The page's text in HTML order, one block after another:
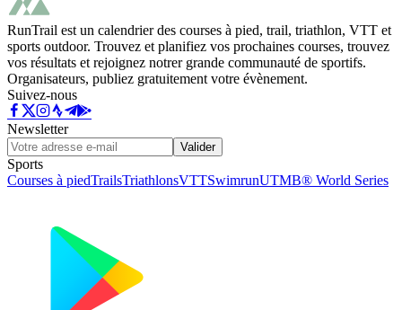
RunTrail est un calendrier des courses à pied, trail, triathlon, VTT et
sports outdoor. Trouvez et planifiez vos prochaines courses, trouvez
vos résultats et rejoignez notrer grande communauté de sportifs.
Organisateurs, publiez gratuitement votre évènement.
Suivez-nous
Newsletter
Valider
Sports
Courses à piedTrailsTriathlonsVTTSwimrunUTMB® World Series